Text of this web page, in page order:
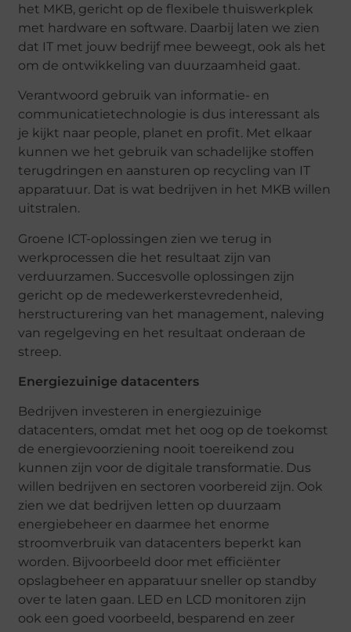
het MKB, gericht op de flexibele thuiswerkplek
met hardware en software. Daarbij laten we zien
dat IT met jouw bedrijf mee beweegt, ook als het
om de ontwikkeling van duurzaamheid gaat.
Verantwoord gebruik van informatie- en
communicatietechnologie is dus interessant als
je kijkt naar people, planet en profit. Met elkaar
kunnen we het gebruik van schadelijke stoffen
terugdringen en aansturen op recycling van IT
apparatuur. Dat is wat bedrijven in het MKB willen
uitstralen.
Groene ICT-oplossingen zien we terug in
werkprocessen die het resultaat zijn van
verduurzamen. Succesvolle oplossingen zijn
gericht op de medewerkerstevredenheid,
herstructurering van het management, naleving
van regelgeving en het resultaat onderaan de
streep.
Energiezuinige datacenters
Bedrijven investeren in energiezuinige
datacenters, omdat met het oog op de toekomst
de energievoorziening nooit toereikend zou
kunnen zijn voor de digitale transformatie. Dus
willen bedrijven en sectoren voorbereid zijn. Ook
zien we dat bedrijven letten op duurzaam
energiebeheer en daarmee het enorme
stroomverbruik van datacenters beperkt kan
worden. Bijvoorbeeld door met efficiënter
opslagbeheer en apparatuur sneller op standby
over te laten gaan. LED en LCD monitoren zijn
ook een goed voorbeeld, besparend en zeer